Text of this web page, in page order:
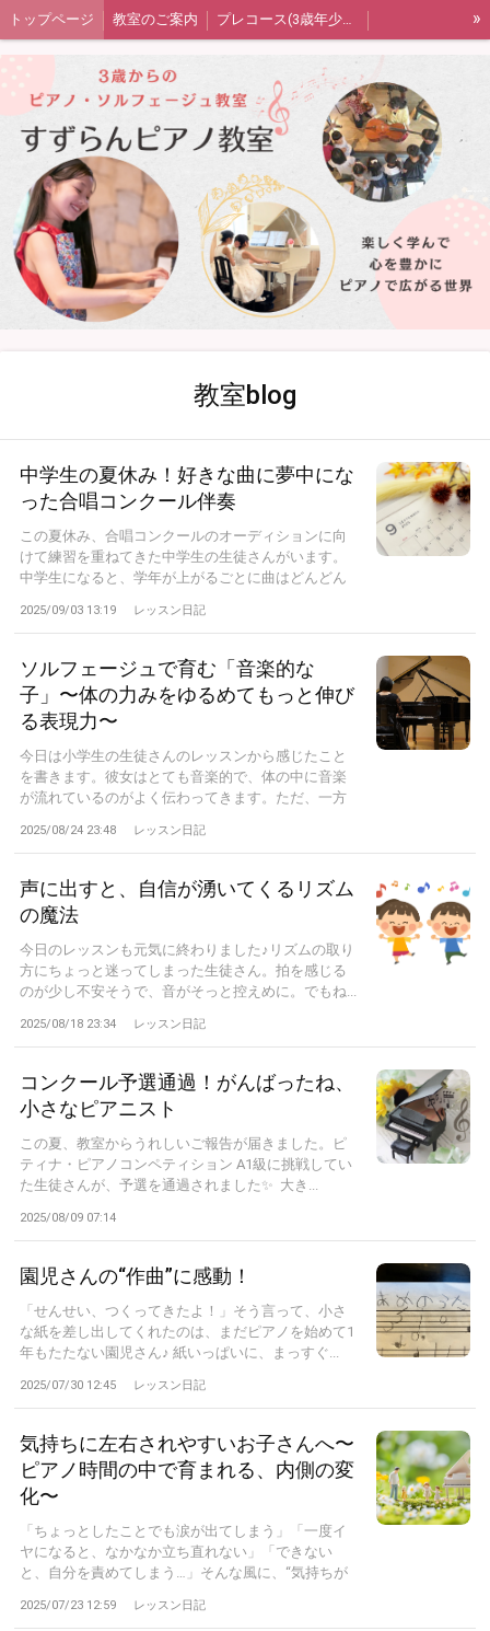
トップページ 教室のご案内 プレコース(3歳年少年中)
大人のピアノコース 発表会・室内楽・ワークショップ 生徒さん保護者の声
教室blog プライバシーポリシー
»
教室blog
中学生の夏休み！好きな曲に夢中にな
った合唱コンクール伴奏
この夏休み、合唱コンクールのオーディションに向
けて練習を重ねてきた中学生の生徒さんがいます。
中学生になると、学年が上がるごとに曲はどんどん
2025/09/03 13:19 レッスン日記
ソルフェージュで育む「音楽的な
子」〜体の力みをゆるめてもっと伸び
る表現力〜
今日は小学生の生徒さんのレッスンから感じたこと
を書きます。彼女はとても音楽的で、体の中に音楽
が流れているのがよく伝わってきます。ただ、一方
2025/08/24 23:48 レッスン日記
声に出すと、自信が湧いてくるリズム
の魔法
今日のレッスンも元気に終わりました♪リズムの取り
方にちょっと迷ってしまった生徒さん。拍を感じる
のが少し不安そうで、音がそっと控えめに。でもね...
2025/08/18 23:34 レッスン日記
コンクール予選通過！がんばったね、
小さなピアニスト
この夏、教室からうれしいご報告が届きました。ピ
ティナ・ピアノコンペティション A1級に挑戦してい
た生徒さんが、予選を通過されました✨ 大き...
2025/08/09 07:14
園児さんの“作曲”に感動！
「せんせい、つくってきたよ！」そう言って、小さ
な紙を差し出してくれたのは、まだピアノを始めて1
年もたたない園児さん♪ 紙いっぱいに、まっすぐ...
2025/07/30 12:45 レッスン日記
気持ちに左右されやすいお子さんへ〜
ピアノ時間の中で育まれる、内側の変
化〜
「ちょっとしたことでも涙が出てしまう」「一度イ
ヤになると、なかなか立ち直れない」「できない
と、自分を責めてしまう…」そんな風に、“気持ちが
2025/07/23 12:59 レッスン日記